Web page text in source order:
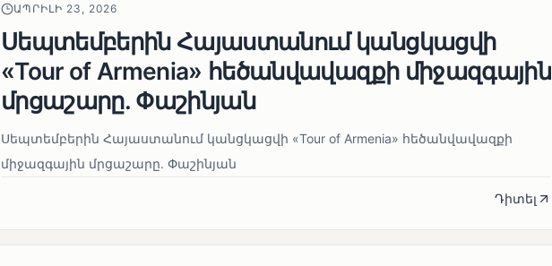
ԱՊՐԻԼԻ 23, 2026
Սեպտեմբերին Հայաստանում կանցկացվի
«Tour of Armenia» հեծանվավազքի միջազգային
մրցաշարը. Փաշինյան
Սեպտեմբերին Հայաստանում կանցկացվի «Tour of Armenia» հեծանվավազքի
միջազգային մրցաշարը. Փաշինյան
Դիտել